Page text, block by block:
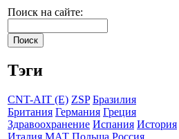
Поиск на сайте:
Тэги
CNT-AIT (E) ZSP Бразилия
Британия Германия Греция
Здравоохранение Испания История